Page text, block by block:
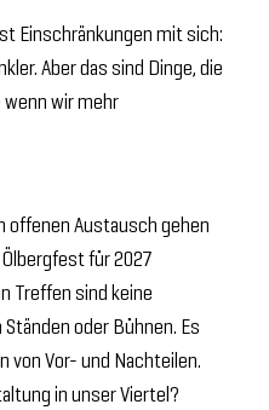
Einschränkungen mit sich:
Aber das sind Dinge, die
wir mehr
offenen Austausch gehen
für 2027
Treffen sind keine
oder Bühnen. Es
von Vor- und Nachteilen.
in unser Viertel?